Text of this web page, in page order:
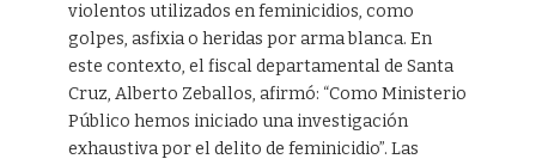
violentos utilizados en feminicidios, como
golpes, asfixia o heridas por arma blanca. En
este contexto, el fiscal departamental de Santa
Cruz, Alberto Zeballos, afirmó: “Como Ministerio
Público hemos iniciado una investigación
exhaustiva por el delito de feminicidio”. Las